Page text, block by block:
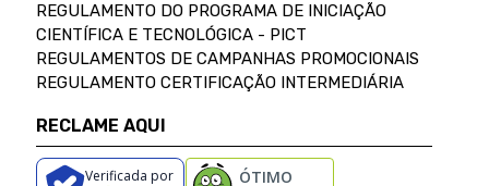
REGULAMENTO DO PROGRAMA DE INICIAÇÃO
CIENTÍFICA E TECNOLÓGICA - PICT
REGULAMENTOS DE CAMPANHAS PROMOCIONAIS
REGULAMENTO CERTIFICAÇÃO INTERMEDIÁRIA
RECLAME AQUI
Verificada por ÓTIMO